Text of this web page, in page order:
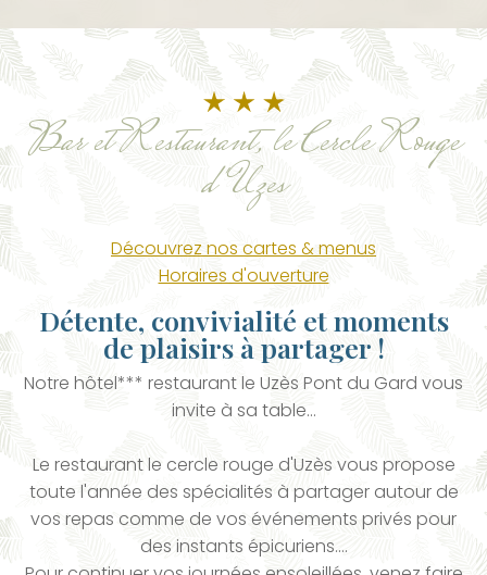
Bar et Restaurant, le Cercle Rouge
d'Uzes
Découvrez nos cartes & menus
Horaires d'ouverture
Détente, convivialité et moments
de plaisirs à partager !
Notre hôtel*** restaurant le Uzès Pont du Gard vous
invite à sa table…
Le restaurant le cercle rouge d'Uzès vous propose
toute l'année des spécialités à partager autour de
vos repas comme de vos événements privés pour
des instants épicuriens….